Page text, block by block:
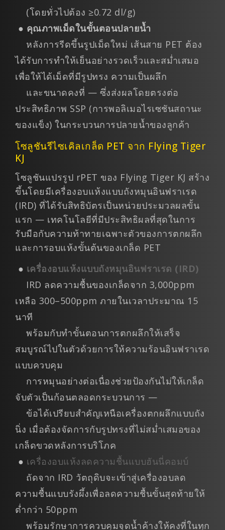
(โดยทั่วไปต้อง ≥0.72 dl/g)
● คุณภาพเม็ดในขั้นตอนปลายน้ำ
หลังการรีดขึ้นรูปเม็ดใหม่ เส้นสาย PET ต้อง
ได้รับการทำให้เย็นอย่างรวดเร็วและสม่ำเสมอ
เพื่อให้ได้เม็ดที่มีรูปทรง ความเป็นผลึก
และขนาดคงที่ — ซึ่งส่งผลโดยตรงต่อ
ประสิทธิภาพ SSP (การพอลิเมอไรเซชันสถานะ
ของแข็ง) ในกระบวนการปลายน้ำของลูกค้า
โซลูชันรีไซเคิลเกล็ด PET จาก Flying Tiger
KJ
โซลูชันแปรรูป rPET ของ Flying Tiger KJ สร้าง
ขึ้นโดยมีเครื่องอบแห้งแบบถังหมุนอินฟราเรด
(IRD) ที่ได้รับสิทธิบัตรเป็นหน่วยประมวลผลขั้น
แรก — เทคโนโลยีที่มีประสิทธิผลที่สุดในการ
รับมือกับความท้าทายเฉพาะตัวของการตกผลึก
และการอบแห้งขั้นต้นของเกล็ด PET
● เครื่องอบแห้งแบบถังหมุนอินฟราเรด (IRD)
IRD ลดความชื้นของเกล็ดจาก 3,000ppm
เหลือ 300–500ppm ภายในเวลาประมาณ 15
นาที
พร้อมกับทำขั้นตอนการตกผลึกให้เสร็จ
สมบูรณ์ไปในตัวด้วยการให้ความร้อนอินฟราเรด
แบบควบคุม
การหมุนอย่างต่อเนื่องช่วยป้องกันไม่ให้เกล็ด
จับตัวเป็นก้อนตลอดกระบวนการ —
ข้อได้เปรียบสำคัญเหนือเครื่องตกผลึกแบบถัง
นิ่ง เมื่อต้องจัดการกับรูปทรงที่ไม่สม่ำเสมอของ
เกล็ดขวดหลังการบริโภค
● เครื่องอบแห้งลดความชื้นแบบฮันนี่คอมบ์
ถัดจาก IRD วัตถุดิบจะเข้าสู่เครื่องอบลด
ความชื้นแบบรังผึ้งเพื่อลดความชื้นขั้นสุดท้ายให้
ต่ำกว่า 50ppm
พร้อมรักษาการควบคุมจุดน้ำค้างให้คงที่ในทุก